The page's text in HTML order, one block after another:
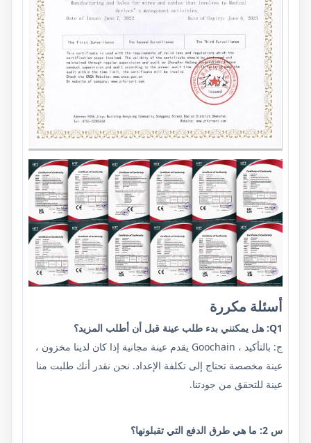
أسئلة مكررة
Q1: هل يمكنني بدء طلب عينة قبل أن أطلب المزيد؟
ج: بالتأكيد ، Goochain يقدم عينة مجانية إذا كان لدينا مخزون ،
عينة مخصصة تحتاج إلى تكلفة الإعداد. نحن نقدر أنك طلبت منا
عينة للتحقق من جودتنا.
س 2: ما هي طرق الدفع التي تقبلونها؟